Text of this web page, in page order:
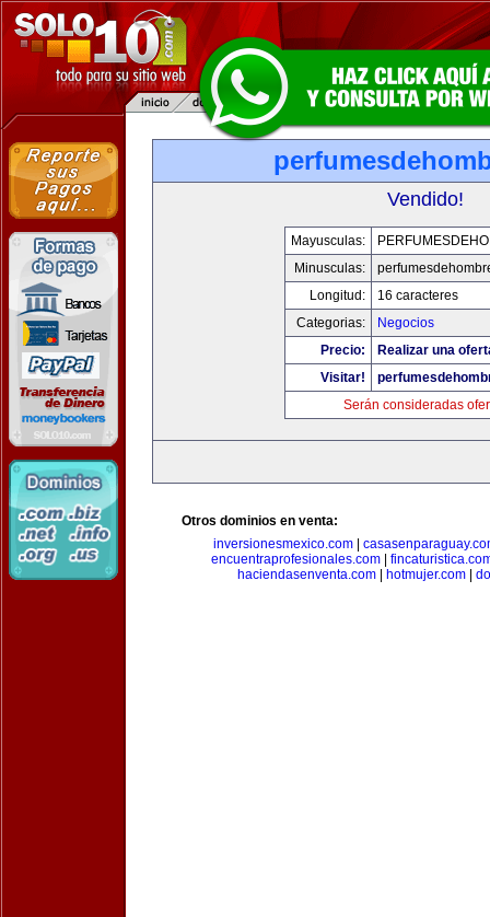
Vendido!
Mayusculas:
Minusculas:
Longitud:
16 caracteres
Categorias:
Negocios
Precio:
Realizar una
Visitar!
Serán consideradas
Otros dominios en venta:
inversionesmexico.com
encuentraprofesionales.com
haciendasenventa.com| hotmujer.com|